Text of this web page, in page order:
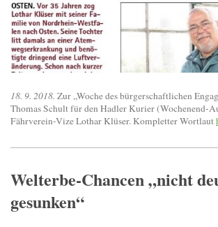
18. 9. 2018. Zur „Woche des bürgerschaftlichen
Thomas Schult für den Hadler Kurier (Wochenend-
Fährverein-Vize Lothar Klüser. Kompletter Wortlaut
Welterbe-Chancen „nicht
gesunken“